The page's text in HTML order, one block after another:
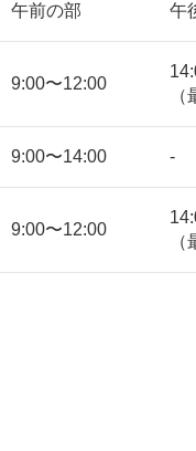
午前の部 午
9:00〜12:00
9:00〜14:00 -
9:00〜12:00